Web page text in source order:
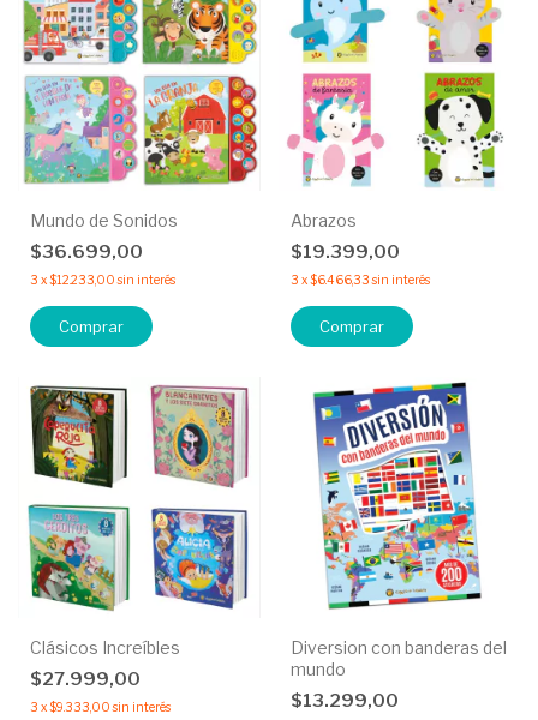
Mundo de Sonidos
$36.699,00
3 x$12.233,00 sin interés
Comprar
Abrazos
$19.399,00
3 x$6.466,33 sin interés
Comprar
Clásicos Increíbles
$27.999,00
3 x$9.333,00 sin interés
Diversion con banderas del
mundo
$13.299,00